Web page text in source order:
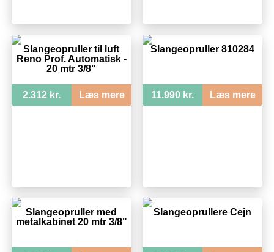
Slangeopruller til luft
Reno Prof. Automatisk -
20 mtr 3/8"
2.312 kr. Læs mere
Slangeopruller 810284
11.990 kr. Læs mere
Slangeopruller med
metalkabinet 20 mtr 3/8"
Slangeoprullere Cejn